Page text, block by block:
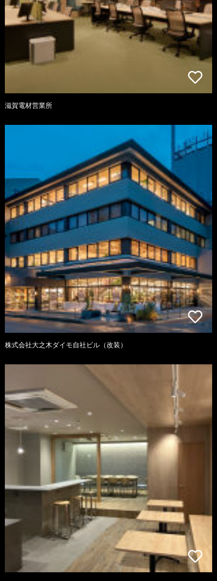
滋賀電材営業所
株式会社大之木ダイモ自社ビル（改装）